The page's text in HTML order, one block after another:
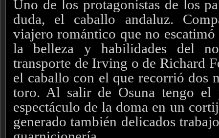
Uno de los protagonistas de los
duda, el caballo andaluz.
viajero romántico que no
la belleza y habilidades del
transporte de Irving o de Richard
el caballo con el que recorrió dos
toro. Al salir de Osuna tengo
espectáculo de la doma en un
generado también delicados